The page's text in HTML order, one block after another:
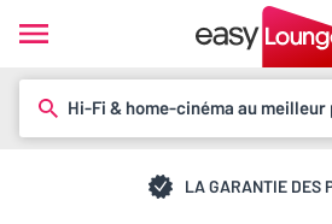
Hi-Fi & home-cinéma au meilleur
LA GARANTIE DES